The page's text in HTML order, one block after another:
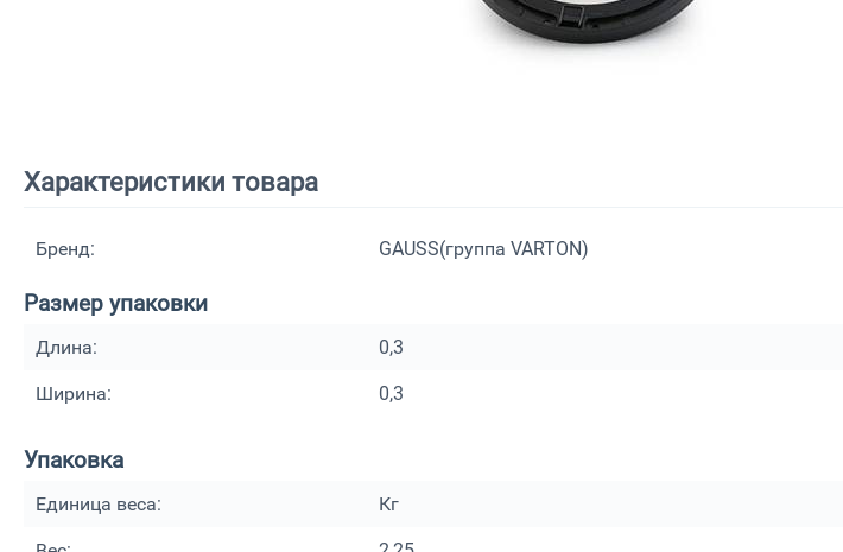
Характеристики товара
Бренд: GAUSS(группа VARTON)
Размер упаковки
Длина: 0,3
Ширина: 0,3
Упаковка
Единица веса: Кг